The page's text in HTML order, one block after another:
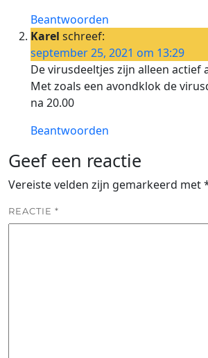
Beantwoorden
Karel schreef:
september 25, 2021 om 13:29
De virusdeeltjes zijn alleen actief
Met zoals een avondklok de
na 20.00
Beantwoorden
Geef een reactie
Vereiste velden zijn gemarkeerd met
REACTIE *